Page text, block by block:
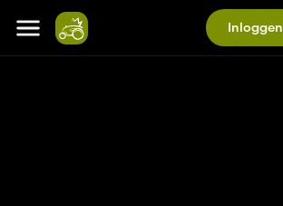
Inloggen